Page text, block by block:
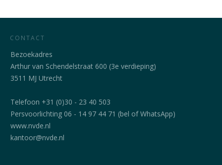
CONTACT
Bezoekadres
Arthur van Schendelstraat 600 (3e verdieping)
3511 MJ Utrecht
Telefoon +31 (0)30 - 23 40 503
Persvoorlichting 06 - 14 97 44 71 (bel of WhatsApp)
www.nvde.nl
kantoor@nvde.nl